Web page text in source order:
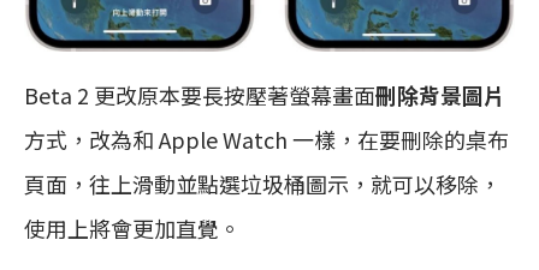
Beta 2 更改原本要長按壓著螢幕畫面刪除背景圖片
方式，改為和 Apple Watch 一樣，在要刪除的桌布
頁面，往上滑動並點選垃圾桶圖示，就可以移除，
使用上將會更加直覺。